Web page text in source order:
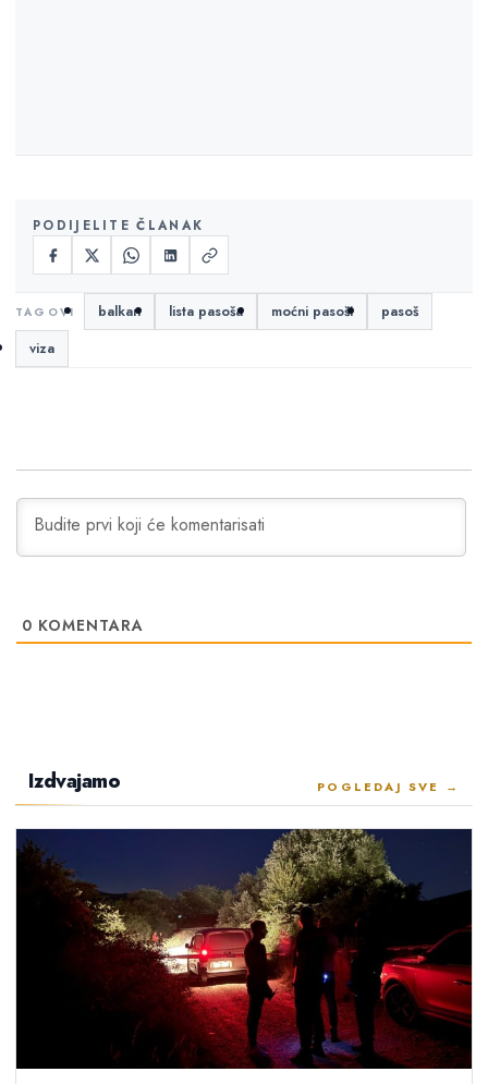
PODIJELITE ČLANAK
balkan lista pasoša moćni pasoši
pasoš
viza
0 KOMENTARA
Izdvajamo POGLEDAJ SVE →